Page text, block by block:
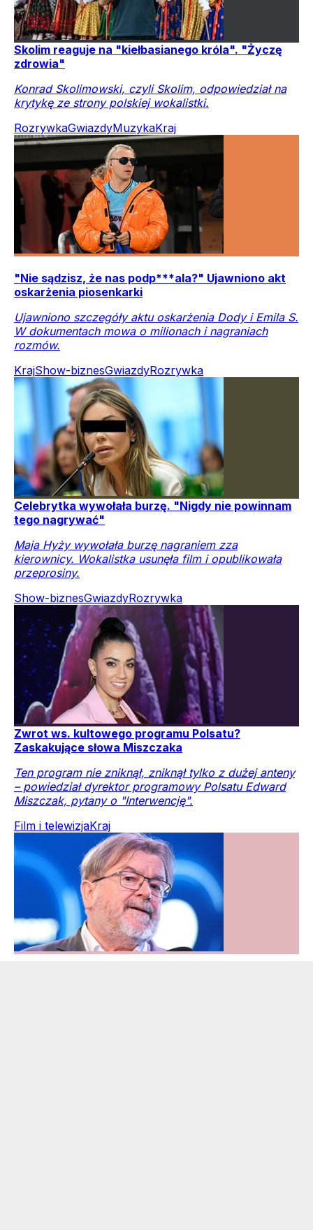
Skolim reaguje na "kiełbasianego króla". "Życzę
zdrowia"
Konrad Skolimowski, czyli Skolim, odpowiedział na
krytykę ze strony polskiej wokalistki.
RozrywkaGwiazdyMuzykaKraj
"Nie sądzisz, że nas podp***ala?" Ujawniono akt
oskarżenia piosenkarki
Ujawniono szczegóły aktu oskarżenia Dody i Emila S.
W dokumentach mowa o milionach i nagraniach
rozmów.
KrajShow-biznesGwiazdyRozrywka
Celebrytka wywołała burzę. "Nigdy nie powinnam
tego nagrywać"
Maja Hyży wywołała burzę nagraniem zza
kierownicy. Wokalistka usunęła film i opublikowała
przeprosiny.
Show-biznesGwiazdyRozrywka
Zwrot ws. kultowego programu Polsatu?
Zaskakujące słowa Miszczaka
Ten program nie zniknął, zniknął tylko z dużej anteny
– powiedział dyrektor programowy Polsatu Edward
Miszczak, pytany o "Interwencję".
Film i telewizjaKraj